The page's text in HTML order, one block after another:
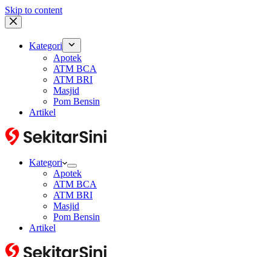
Skip to content
Kategori
Apotek
ATM BCA
ATM BRI
Masjid
Pom Bensin
Artikel
Kategori
Apotek
ATM BCA
ATM BRI
Masjid
Pom Bensin
Artikel